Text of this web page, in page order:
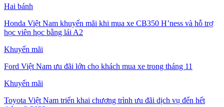
Hai bánh
Honda Việt Nam khuyến mãi khi mua xe CB350 H’ness và hỗ trợ
học viên học bằng lái A2
Khuyến mãi
Ford Việt Nam ưu đãi lớn cho khách mua xe trong tháng 11
Khuyến mãi
Toyota Việt Nam triển khai chương trình ưu đãi dịch vụ đến hết